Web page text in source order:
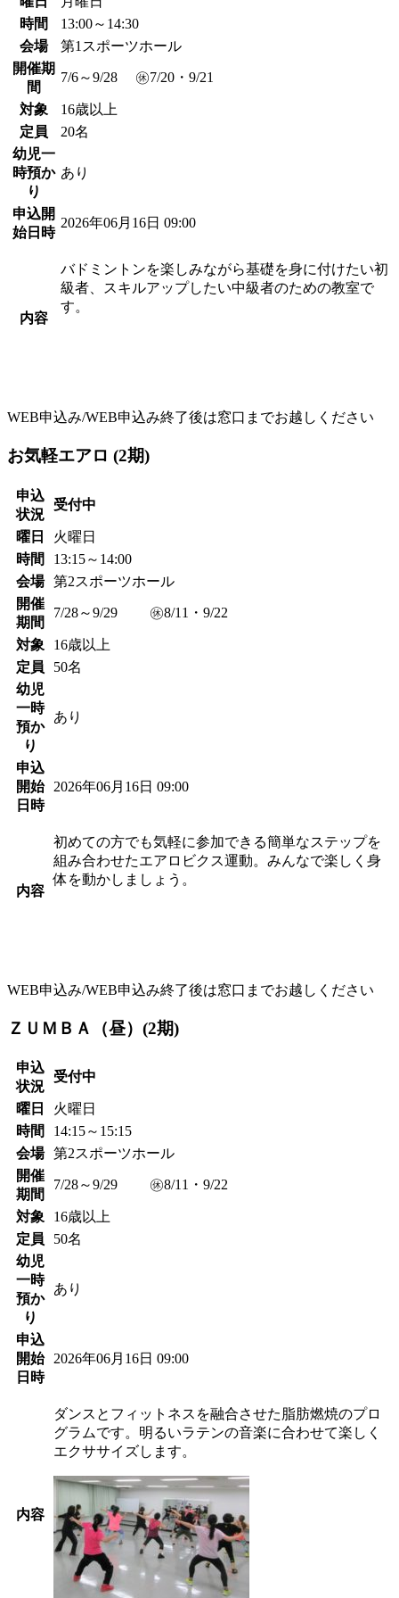
時間
13:00～14:30
会場
第1スポーツホール
開催期
間
7/6～9/28 ㊡7/20・9/21
対象
16歳以上
定員
20名
幼児一
時預か
り
あり
申込開
始日時
2026年06月16日 09:00
内容
バドミントンを楽しみながら基礎を身に付けたい初
級者、スキルアップしたい中級者のための教室で
す。
WEB申込み/WEB申込み終了後は窓口までお越しください
お気軽エアロ (2期)
申込
状況
受付中
曜日
火曜日
時間
13:15～14:00
会場
第2スポーツホール
開催
期間
7/28～9/29 ㊡8/11・9/22
対象
16歳以上
定員
50名
幼児
一時
預か
り
あり
申込
開始
日時
2026年06月16日 09:00
内容
初めての方でも気軽に参加できる簡単なステップを
組み合わせたエアロビクス運動。みんなで楽しく身
体を動かしましょう。
WEB申込み/WEB申込み終了後は窓口までお越しください
ＺＵＭＢＡ（昼）(2期)
申込
状況
受付中
曜日
火曜日
時間
14:15～15:15
会場
第2スポーツホール
開催
期間
7/28～9/29 ㊡8/11・9/22
対象
16歳以上
定員
50名
幼児
一時
預か
り
あり
申込
開始
日時
2026年06月16日 09:00
内容
ダンスとフィットネスを融合させた脂肪燃焼のプロ
グラムです。明るいラテンの音楽に合わせて楽しく
エクササイズします。